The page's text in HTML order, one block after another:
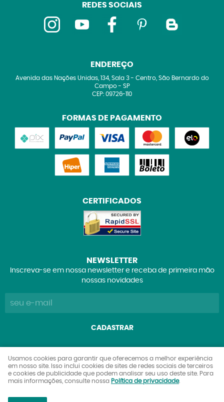
REDES SOCIAIS
ENDEREÇO
Avenida das Nações Unidas, 134, Sala 3- Centro, São Bernardo do
Campo- SP
CEP: 09726-110
FORMAS DE PAGAMENTO
CERTIFICADOS
NEWSLETTER
Inscreva-se em nossa newsletter e receba de primeira mão
nossas novidades
CADASTRAR
Explorers Club Comércio de Brinquedos e Colecionáveis
Ltda
CNPJ: 27.842.089/0001-90
Usamos cookies para garantir que oferecemos a melhor experiência
em nosso site. Isso inclui cookies de sites de redes sociais de terceiros
e cookies de publicidade que podem analisar seu uso deste site. Para
mais informações, consulte nossa Política de privacidade.